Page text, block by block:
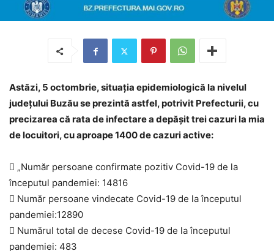
Astăzi, 5 octombrie, situația epidemiologică la nivelul
județului Buzău se prezintă astfel, potrivit Prefecturii, cu
precizarea că rata de infectare a depășit trei cazuri la mia
de locuitori, cu aproape 1400 de cazuri active:
 „Număr persoane confirmate pozitiv Covid-19 de la
începutul pandemiei: 14816
 Număr persoane vindecate Covid-19 de la începutul
pandemiei:12890
 Numărul total de decese Covid-19 de la începutul
pandemiei: 483